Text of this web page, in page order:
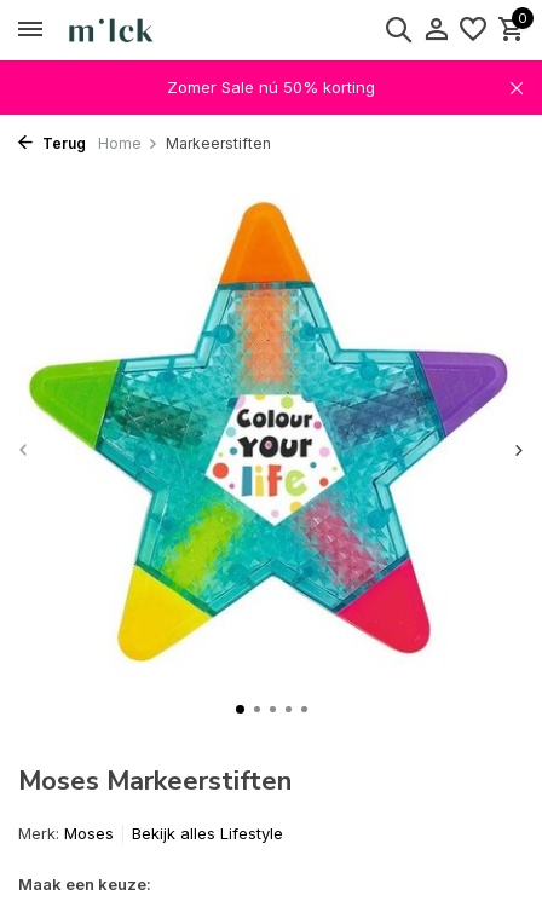
0
Zomer Sale nú 50% korting
Terug Home Markeerstiften
Moses Markeerstiften
Merk: Moses Bekijk alles Lifestyle
Maak een keuze: